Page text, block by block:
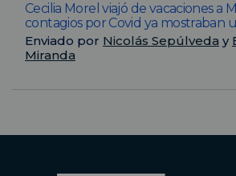
Cecilia Morel viajó de vacaciones a
contagios por Covid ya mostraban
Enviado por Nicolás Sepúlveda y
Miranda